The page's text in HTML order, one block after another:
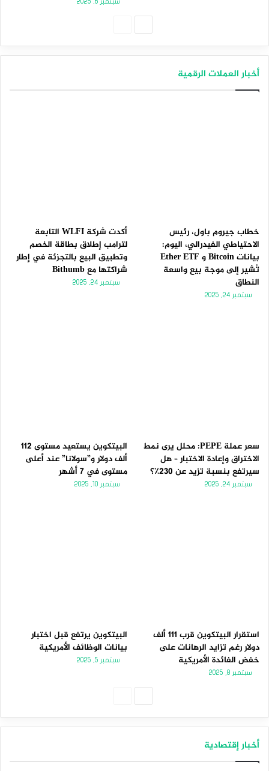
أخبار العملات الرقمية
خطاب جيروم باول، رئيس
الاحتياطي الفيدرالي، اليوم:
بيانات Bitcoin و Ether ETF
تُشير إلى موجة بيع واسعة
النطاق
سبتمبر 24, 2025
أكدت شركة WLFI التابعة
لترامب إطلاق بطاقة الخصم
وتطبيق البيع بالتجزئة في إطار
شراكتها مع Bithumb
سبتمبر 24, 2025
سعر عملة PEPE: محلل يرى نمط
الاختراق وإعادة الاختبار – هل
سيرتفع بنسبة تزيد عن 230٪؟
سبتمبر 24, 2025
البيتكوين يستعيد مستوى 112
ألف دولار و”سولانا” عند أعلى
مستوى في 7 أشهر
سبتمبر 10, 2025
استقرار البيتكوين قرب 111 ألف
دولار رغم تزايد الرهانات على
خفض الفائدة الأمريكية
سبتمبر 8, 2025
البيتكوين يرتفع قبل اختبار
بيانات الوظائف الأمريكية
سبتمبر 5, 2025
أخبار إقتصادية